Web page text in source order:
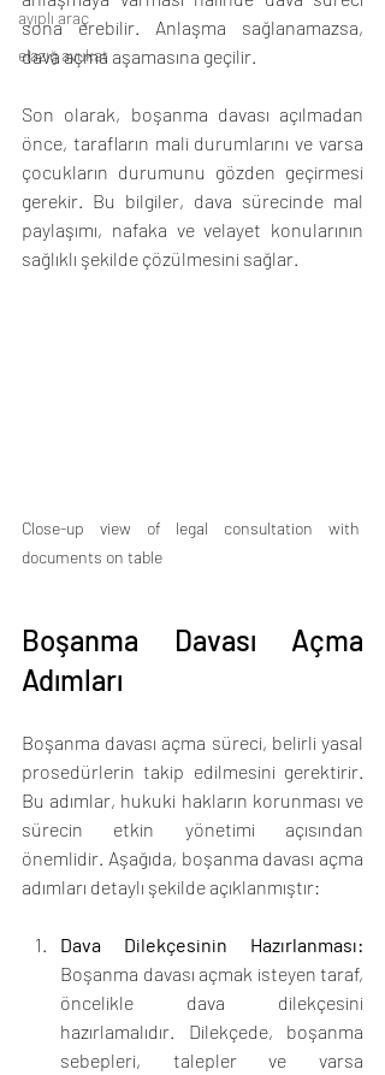
ayıplı araç
elazığ avukat
sona erebilir. Anlaşma sağlanamazsa,
dava açma aşamasına geçilir.
Son olarak, boşanma davası açılmadan
önce, tarafların mali durumlarını ve varsa
çocukların durumunu gözden geçirmesi
gerekir. Bu bilgiler, dava sürecinde mal
paylaşımı, nafaka ve velayet konularının
sağlıklı şekilde çözülmesini sağlar.
Close-up view of legal consultation with
documents on table
Boşanma Davası Açma
Adımları
Boşanma davası açma süreci, belirli yasal
prosedürlerin takip edilmesini gerektirir.
Bu adımlar, hukuki hakların korunması ve
sürecin etkin yönetimi açısından
önemlidir. Aşağıda, boşanma davası açma
adımları detaylı şekilde açıklanmıştır:
Dava Dilekçesinin Hazırlanması:
Boşanma davası açmak isteyen taraf,
öncelikle dava dilekçesini
hazırlamalıdır. Dilekçede, boşanma
sebepleri, talepler ve varsa